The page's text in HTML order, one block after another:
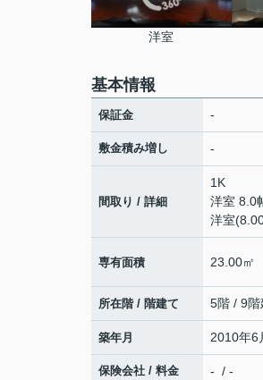
洋室
基本情報
保証金 -
敷金積み増し -
間取り / 詳細
1K
洋室 8.0
洋室
専有面積 23.00㎡
所在階 / 階建て 5階 / 9階
築年月 2010年6
保険会社 / 料金 - / -